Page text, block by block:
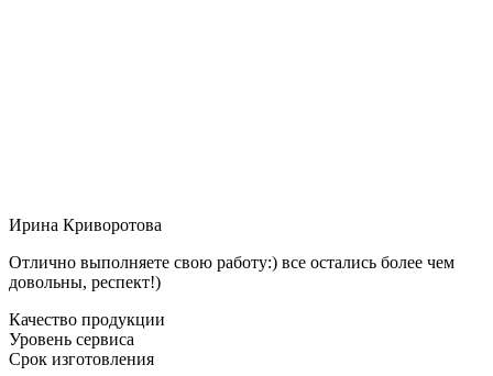
Ирина Криворотова
Отлично выполняете свою работу:) все остались более чем
довольны, респект!)
Качество продукции
Уровень сервиса
Срок изготовления